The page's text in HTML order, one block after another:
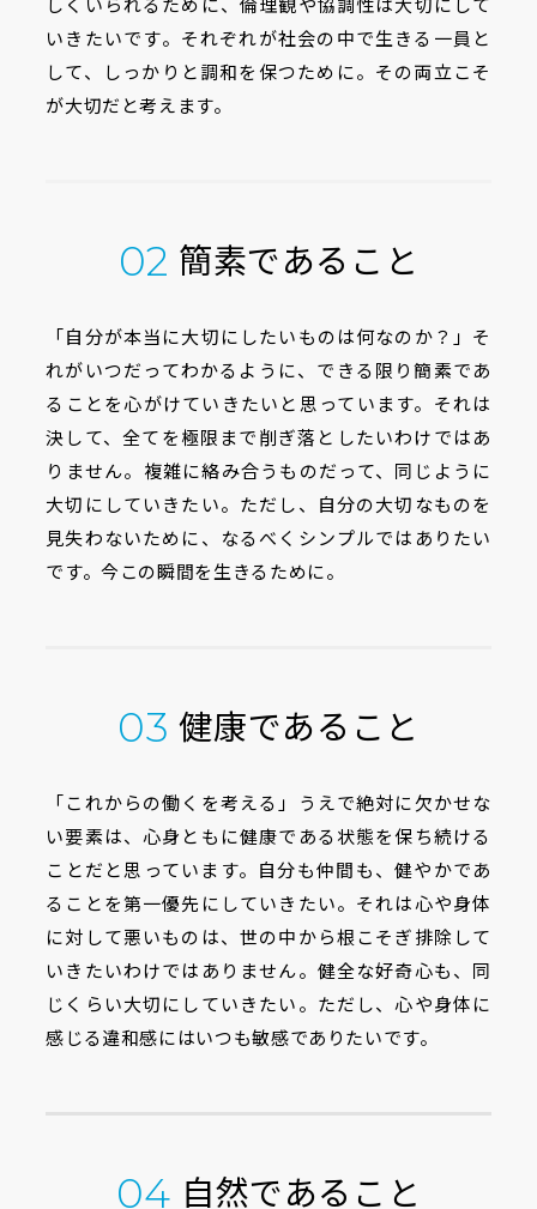
いきたいです。それぞれが社会の中で生きる一員と
して、しっかりと調和を保つために。その両立こそ
が大切だと考えます。
02 簡素であること
「自分が本当に大切にしたいものは何なのか？」そ
れがいつだってわかるように、できる限り簡素であ
ることを心がけていきたいと思っています。それは
決して、全てを極限まで削ぎ落としたいわけではあ
りません。複雑に絡み合うものだって、同じように
大切にしていきたい。ただし、自分の大切なものを
見失わないために、なるべくシンプルではありたい
です。今この瞬間を生きるために。
03 健康であること
「これからの働くを考える」うえで絶対に欠かせな
い要素は、心身ともに健康である状態を保ち続ける
ことだと思っています。自分も仲間も、健やかであ
ることを第一優先にしていきたい。それは心や身体
に対して悪いものは、世の中から根こそぎ排除して
いきたいわけではありません。健全な好奇心も、同
じくらい大切にしていきたい。ただし、心や身体に
感じる違和感にはいつも敏感でありたいです。
04 自然であること